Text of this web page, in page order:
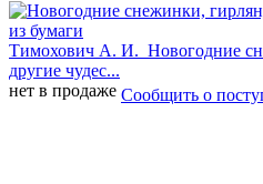
Тимохович А. И. Новогодние
другие чудес...
нет в продаже Сообщить о